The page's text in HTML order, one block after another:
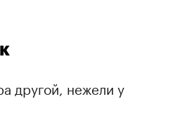
другой, нежели у